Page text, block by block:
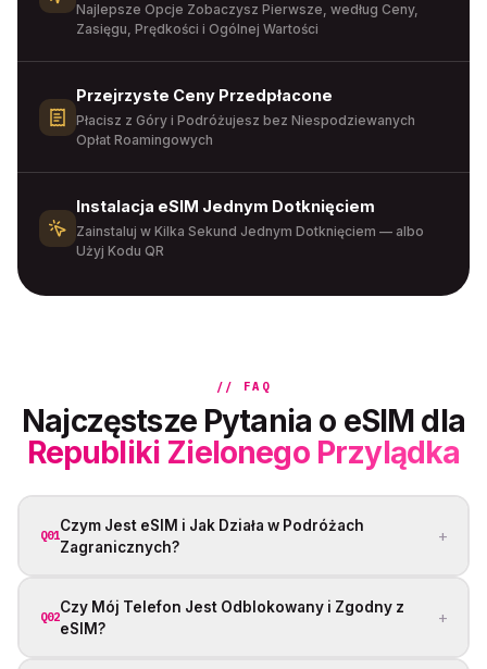
Najlepsze Opcje Zobaczysz Pierwsze, według Ceny,
Zasięgu, Prędkości i Ogólnej Wartości
Przejrzyste Ceny Przedpłacone
Płacisz z Góry i Podróżujesz bez Niespodziewanych
Opłat Roamingowych
Instalacja eSIM Jednym Dotknięciem
Zainstaluj w Kilka Sekund Jednym Dotknięciem — albo
Użyj Kodu QR
// FAQ
Najczęstsze Pytania o eSIM dla
Republiki Zielonego Przylądka
Q01
Czym Jest eSIM i Jak Działa w Podróżach
Zagranicznych?
+
Q02
Czy Mój Telefon Jest Odblokowany i Zgodny z
eSIM?
+